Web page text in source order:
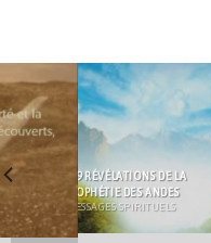
LES 9 RÉVÉLATIONS DE LA
PROPHÉTIE DES ANDES
MESSAGES SPIRITUELS